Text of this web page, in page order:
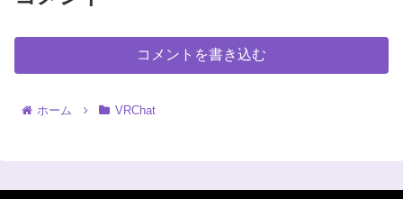
コメントを書き込む
ホーム VRChat